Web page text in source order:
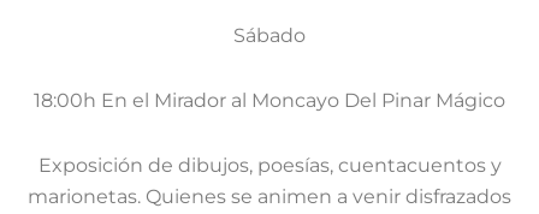
Sábado
18:00h En el Mirador al Moncayo Del Pinar Mágico
Exposición de dibujos, poesías, cuentacuentos y
marionetas. Quienes se animen a venir disfrazados